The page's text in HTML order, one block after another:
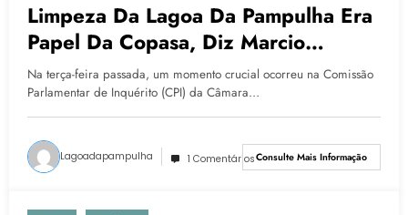
Limpeza Da Lagoa Da Pampulha Era
Papel Da Copasa, Diz Marcio
Lacerda, Ex-Prefeito De BH
Na terça-feira passada, um momento crucial ocorreu na Comissão
Parlamentar de Inquérito (CPI) da Câmara…
Lagoadapampulha 1 ComentáriosConsulte Mais Informação